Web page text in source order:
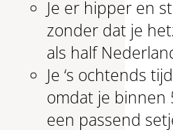
Je er hipper en
zonder dat je
als half
Je ‘s ochtends
omdat je binnen
een passend